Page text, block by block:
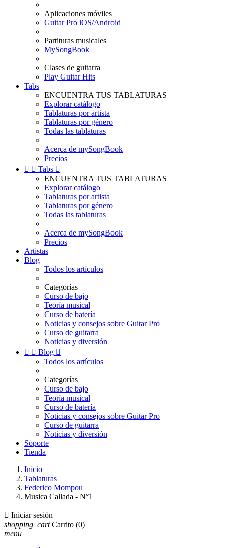
Aplicaciones móviles
Guitar Pro iOS/Android
Partituras musicales
MySongBook
Clases de guitarra
Play Guitar Hits
Tabs
ENCUENTRA TUS TABLATURAS
Explorar catálogo
Tablaturas por artista
Tablaturas por género
Todas las tablaturas
Acerca de mySongBook
Precios
  Tabs 
ENCUENTRA TUS TABLATURAS
Explorar catálogo
Tablaturas por artista
Tablaturas por género
Todas las tablaturas
Acerca de mySongBook
Precios
Artistas
Blog
Todos los artículos
Categorías
Curso de bajo
Teoría musical
Curso de batería
Noticias y consejos sobre Guitar Pro
Curso de guitarra
Noticias y diversión
  Blog 
Todos los artículos
Categorías
Curso de bajo
Teoría musical
Curso de batería
Noticias y consejos sobre Guitar Pro
Curso de guitarra
Noticias y diversión
Soporte
Tienda
Inicio
Tablaturas
Federico Mompou
Musica Callada - N°1
 Iniciar sesión
shopping_cart Carrito (0)
menu